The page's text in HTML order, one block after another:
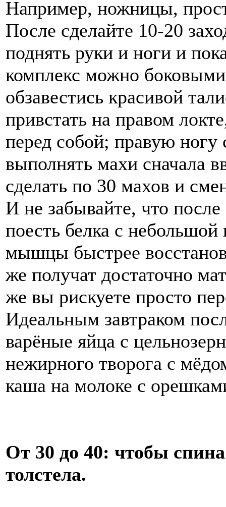
Например, ножницы,
После сделайте 10-20
поднять руки и ноги и
комплекс можно
обзавестись красивой
привстать на правом
перед собой; правую ногу
выполнять махи сначала
сделать по 30 махов и
И не забывайте, что после
поесть белка с
мышцы быстрее
же получат достаточно
же вы рискуете просто
Идеальным завтраком
варёные яйца с
нежирного творога с
каша на молоке с
От 30 до 40: чтобы
толстела.